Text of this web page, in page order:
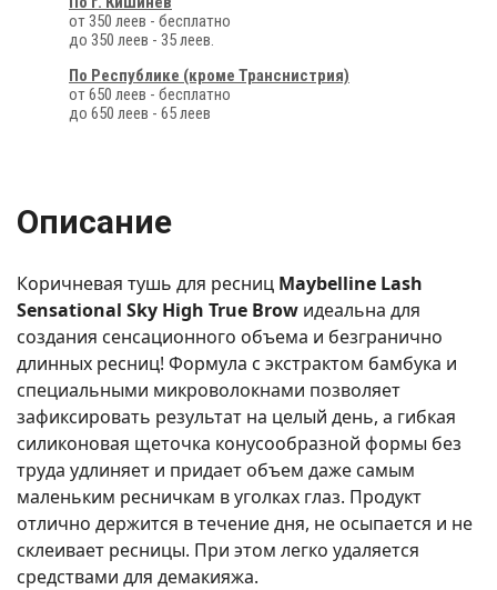
от 350 леев - бесплатно
до 350 леев - 35 леев.
По Республике (кроме Транснистрия)
от 650 леев - бесплатно
до 650 леев - 65 леев
Описание
Коричневая тушь для ресниц Maybelline Lash
Sensational Sky High True Brow идеальна для
создания сенсационного объема и безгранично
длинных ресниц! Формула с экстрактом бамбука и
специальными микроволокнами позволяет
зафиксировать результат на целый день, а гибкая
силиконовая щеточка конусообразной формы без
труда удлиняет и придает объем даже самым
маленьким ресничкам в уголках глаз. Продукт
отлично держится в течение дня, не осыпается и не
склеивает ресницы. При этом легко удаляется
средствами для демакияжа.